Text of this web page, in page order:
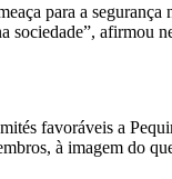
para a
favoráveis a
à imagem do